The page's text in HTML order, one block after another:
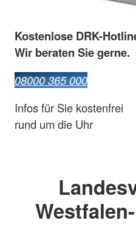
Kostenlose DRK-
Wir beraten Sie gerne.
08000 365 000
Infos für Sie kostenfrei
rund um die Uhr